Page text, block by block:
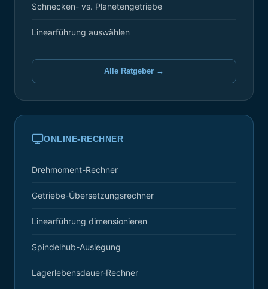
Schnecken- vs. Planetengetriebe
Linearführung auswählen
Alle Ratgeber →
ONLINE-RECHNER
Drehmoment-Rechner
Getriebe-Übersetzungsrechner
Linearführung dimensionieren
Spindelhub-Auslegung
Lagerlebensdauer-Rechner